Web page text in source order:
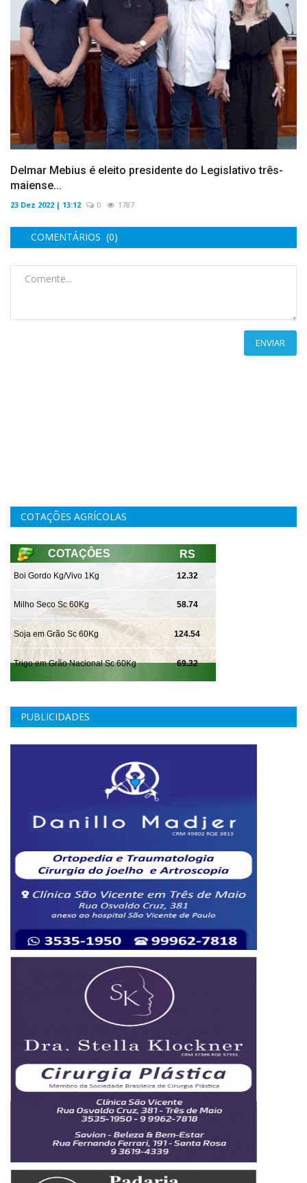
Delmar Mebius é eleito presidente do Legislativo três-
maiense...
23 Dez 2022 | 13:12 0 1787
COMENTÁRIOS (0)
ENVIAR
COTAÇÕES AGRÍCOLAS
PUBLICIDADES